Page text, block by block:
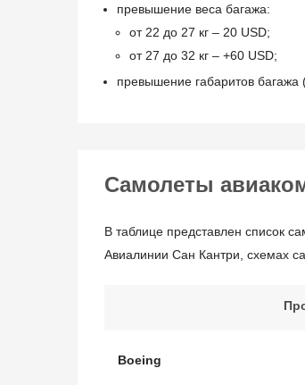
превышение веса багажа:
от 22 до 27 кг – 20 USD;
от 27 до 32 кг – +60 USD;
превышение габаритов багажа
Самолеты
В таблице представлен список
Авиалинии Сан Кантри, схемах
Boeing